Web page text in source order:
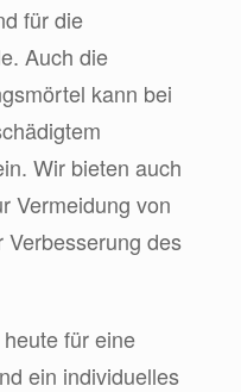
für die
Auch die
kann bei
Wir bieten auch
Vermeidung von
des
für eine
ein individuelles